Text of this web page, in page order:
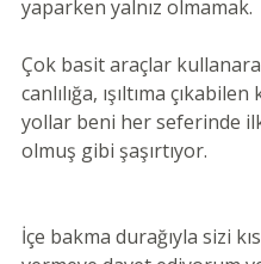
yaparken yalnız olmamak.
Çok basit araçlar
canlılığa, ışıltıma
yollar beni her seferinde
olmuş gibi şaşırtıyor.
İçe bakma durağıyla sizi